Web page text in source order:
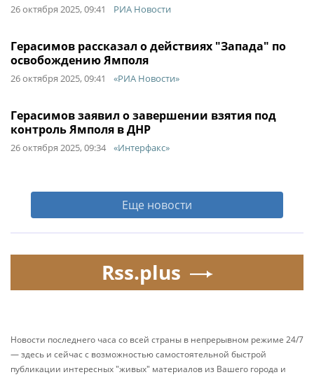
26 октября 2025, 09:41 РИА Новости
Герасимов рассказал о действиях "Запада" по
освобождению Ямполя
26 октября 2025, 09:41 «РИА Новости»
Герасимов заявил о завершении взятия под
контроль Ямполя в ДНР
26 октября 2025, 09:34 «Интерфакс»
Еще новости
Rss.plus
Новости последнего часа со всей страны в непрерывном режиме 24/7
— здесь и сейчас с возможностью самостоятельной быстрой
публикации интересных "живых" материалов из Вашего города и